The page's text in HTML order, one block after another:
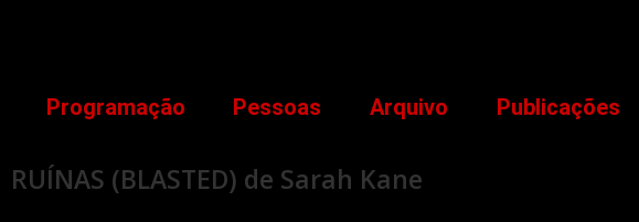
Programação Pessoas Arquivo Publicações
RUÍNAS (BLASTED) de Sarah Kane